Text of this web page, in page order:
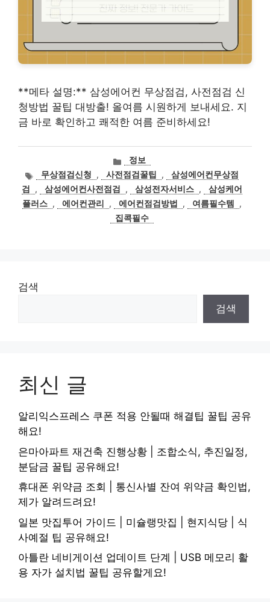
**메타 설명:** 삼성에어컨 무상점검, 사전점검 신
청방법 꿀팁 대방출! 올여름 시원하게 보내세요. 지
금 바로 확인하고 쾌적한 여름 준비하세요!
카
테
고
리
정보
태무상점검신청 , 사전점검꿀팁 ,
삼성에어컨무상점
검
, 삼성에어컨사전점검 , 삼성전자서비스 ,
삼성케어
플러스 , 에어컨관리 , 에어컨점검방법 , 여름필수템
,
집콕필수
검색
검색
최신 글
알리익스프레스 쿠폰 적용 안될때 해결팁 꿀팁 공유
해요!
은마아파트 재건축 진행상황 | 조합소식, 추진일정,
분담금 꿀팁 공유해요!
휴대폰 위약금 조회 | 통신사별 잔여 위약금 확인법,
제가 알려드려요!
일본 맛집투어 가이드 | 미슐랭맛집 | 현지식당 | 식
사예절 팁 공유해요!
아틀란 네비게이션 업데이트 단계 | USB 메모리 활
용 자가 설치법 꿀팁 공유할게요!